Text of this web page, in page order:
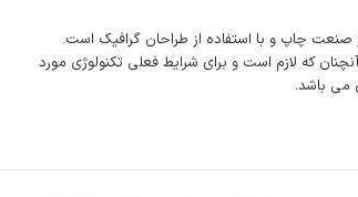
صنعت چاپ و با استفاده از طراحان گرافیک است.
که لازم است و برای شرایط فعلی تکنولوژی مورد
می باشد.